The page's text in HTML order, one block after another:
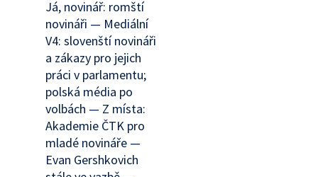
Já, novinář: romští
novináři — Mediální
V4: slovenští novináři
a zákazy pro jejich
práci v parlamentu;
polská média po
volbách — Z místa:
Akademie ČTK pro
mladé novináře —
Evan Gershkovich